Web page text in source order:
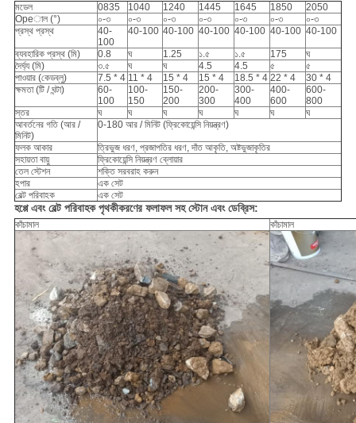
মডেল 0835 1040 1240 1445 1645 1850
2050
Opeাল (°)
০-৩ ০-৩ ০-৩ ০-৩ ০-৩ ০-৩
০-৩
প্রস্থ প্রস্থ
40-
100
40-100 40-100 40-100 40-100 40-100 40-100
ব্যবহারিক প্রস্থ (মি) 0.8 ঘ 1.25 ১.৫ ১.৫ 175
ঘ
দৈর্ঘ্য (মি)
৩.৫ ঘ ঘ 4.5 4.5 ৫
৫
পাওয়ার (কেডব্লু)
7.5 * 4 11 * 4 15 * 4 15 * 4 18.5 * 4 22 * 4
30 * 4
ক্ষমতা (টি / ঘন্টা)
60-
100
100-
150
150-
200
200-
300
300-
400
400-
600
600-
800
স্তর
ঘ ঘ ঘ ঘ ঘ ঘ
ঘ
আবর্তনের গতি (আর /
মিনিট)
0-180 আর / মিনিট (ফ্রিকোয়েন্সি নিয়ন্ত্রণ)
ফলক আকার
ত্রিভুজ ধরণ, প্রজাপতির ধরণ, দাঁত আকৃতি, অষ্টভুজাকৃতির
সহায়তা বায়ু
ফ্রিকোয়েন্সি নিয়ন্ত্রণ ব্লোয়ার
তেল স্টেশন
শক্তি সরবরাহ করুন
হপার
এক সেট
বেল্ট পরিবাহক
এক সেট
হপ্পে এবং বেল্ট পরিবাহক পৃথকীকরণের ফলাফল সহ স্টোন এবং ডেব্রিস:
কাঁচামাল কাঁচামাল